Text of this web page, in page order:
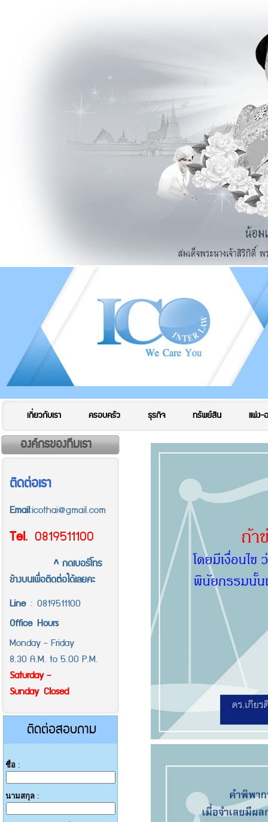
เกี่ยวกับเรา ครอบครัว ธุรกิจ ทรัพย์สิน แพ่ง-
องค์กรของทีมเรา
ติดต่อเรา
Email:icothai@gmail.com
Tel. 0819511100
^ กดเบอร์โทร
ข้างบนเพื่อติดต่อได้เลยคะ
Line: 0819511100
Office Hours
Monday - Friday
8.30 A.M. to 5.00 P.M.
Saturday -
Sunday Closed
ติดต่อสอบถาม
ชื่อ :
นามสกุล :